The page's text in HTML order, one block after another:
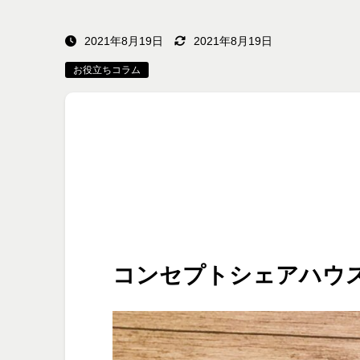
2021年8月19日 2021年8月19日
お役立ちコラム
コンセプトシェアハウ